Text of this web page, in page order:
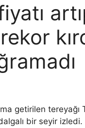
getirilen tereyağı
bir seyir izledi.